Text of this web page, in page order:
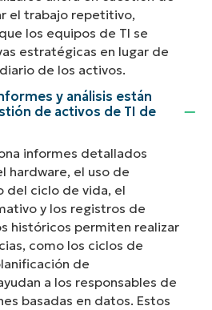
el trabajo repetitivo,
los equipos de TI se
estratégicas en lugar de
de los activos.
y análisis están
de activos de TI de
informes detallados
hardware, el uso de
del ciclo de vida, el
y los registros de
históricos permiten realizar
como los ciclos de
de
a los responsables de
basadas en datos. Estos